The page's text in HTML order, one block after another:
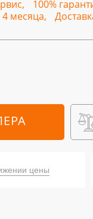
100%
месяца,
цены